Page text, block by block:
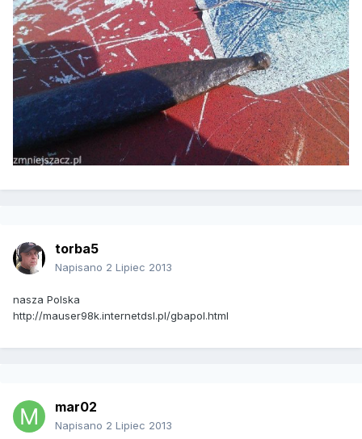
torba5
Napisano 2 Lipiec 2013
nasza Polska
http://mauser98k.internetdsl.pl/gbapol.html
mar02
Napisano 2 Lipiec 2013